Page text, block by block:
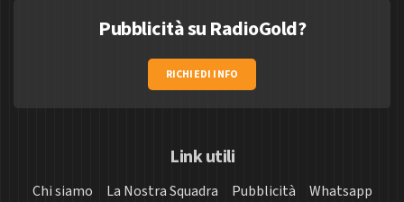
Pubblicità su RadioGold?
RICHIEDI INFO
Link utili
Chi siamo La Nostra Squadra Pubblicità
Whatsapp